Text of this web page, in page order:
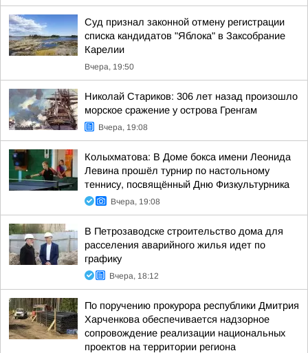
Суд признал законной отмену регистрации
списка кандидатов "Яблока" в Заксобрание
Карелии
Вчера, 19:50
Николай Стариков: 306 лет назад произошло
морское сражение у острова Гренгам
Вчера, 19:08
Колыхматова: В Доме бокса имени Леонида
Левина прошёл турнир по настольному
теннису, посвящённый Дню Физкультурника
Вчера, 19:08
В Петрозаводске строительство дома для
расселения аварийного жилья идет по
графику
Вчера, 18:12
По поручению прокурора республики Дмитрия
Харченкова обеспечивается надзорное
сопровождение реализации национальных
проектов на территории региона